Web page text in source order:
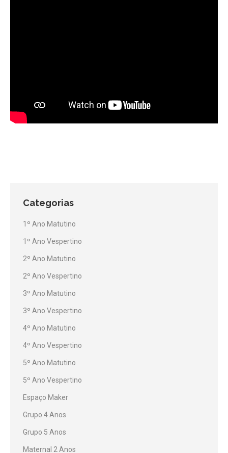
Categorias
1º Ano Matutino
1º Ano Vespertino
2º Ano Matutino
2º Ano Vespertino
3º Ano Matutino
3º Ano Vespertino
4º Ano Matutino
4º Ano Vespertino
5º Ano Matutino
5º Ano Vespertino
Espaço Maker
Grupo 4 Anos
Grupo 5 Anos
Maternal 2 Anos